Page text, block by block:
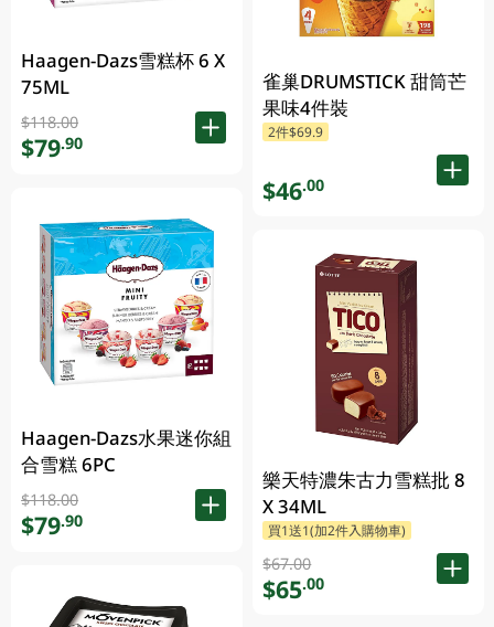
Haagen-Dazs雪糕杯 6 X
75ML
$118.00
$79.90
Haagen-Dazs水果迷你組
合雪糕 6PC
$118.00
$79.90
雀巢DRUMSTICK 甜筒芒
果味4件裝
2件$69.9
$46.00
樂天特濃朱古力雪糕批 8
X 34ML
買1送1(加2件入購物車)
$67.00
$65.00